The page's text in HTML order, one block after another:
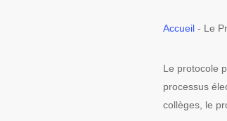
Accueil - Le
Le protocole
processus
collèges, le